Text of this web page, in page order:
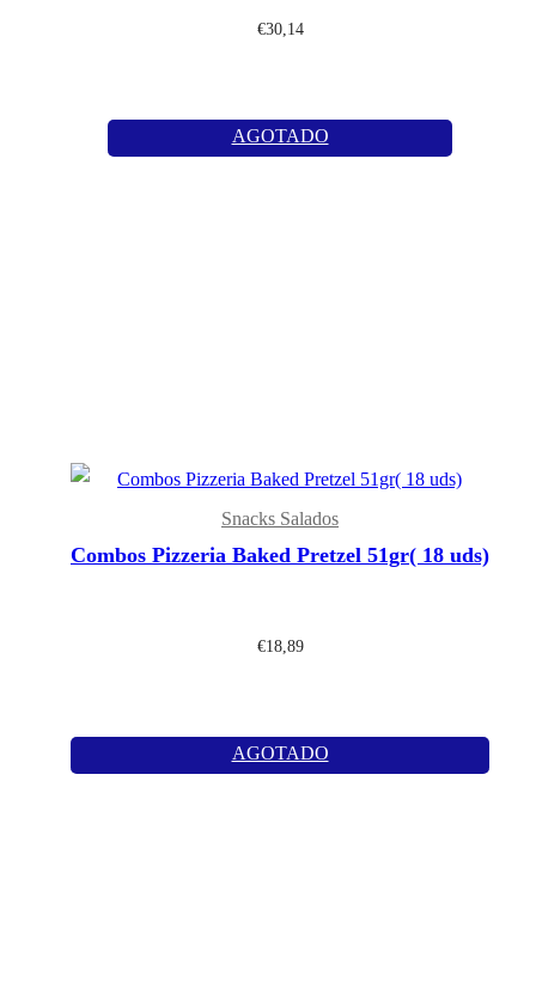
€30,14
AGOTADO
Snacks Salados
Combos Pizzeria Baked Pretzel 51gr( 18 uds)
€18,89
AGOTADO